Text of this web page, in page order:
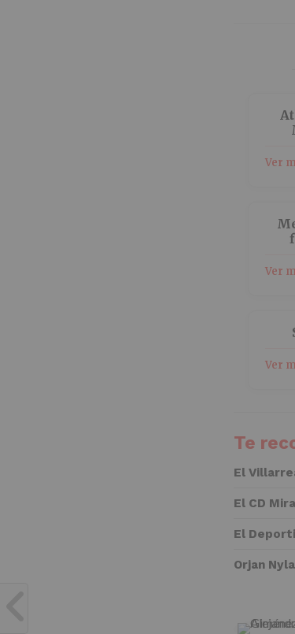
Ver
Ver
Ver
Te
El
El CD
El
Orjan